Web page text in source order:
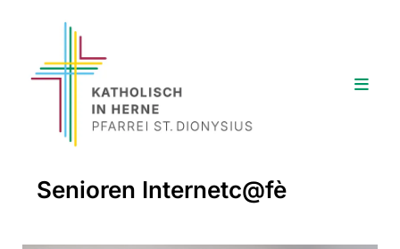
Senioren Internetc@fè